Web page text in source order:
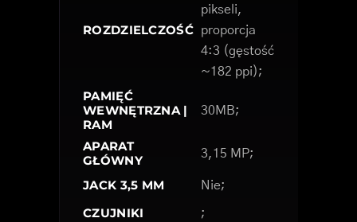
ROZDZIELCZOŚĆ
pikseli,
proporcja
4:3 (gęstość
~182 ppi);
PAMIĘĆ
WEWNĘTRZNA |
RAM
30MB;
APARAT
GŁÓWNY
3,15 MP;
JACK 3,5 MM Nie;
CZUJNIKI ;